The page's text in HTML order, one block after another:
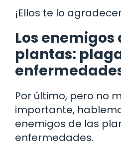
¡Ellos te lo
Los enemigos
plantas:
Por último, pero no
importante,
enemigos de las
enfermedades.